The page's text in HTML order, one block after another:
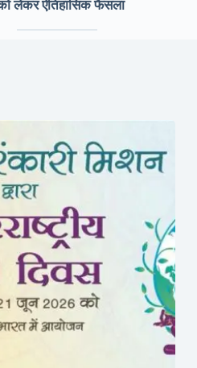
लेकर ऐतिहासिक फैसला